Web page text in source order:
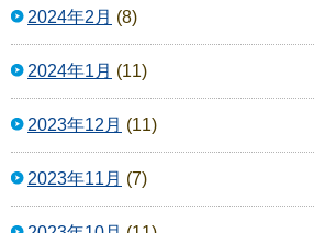
2024年2月 (8)
2024年1月 (11)
2023年12月 (11)
2023年11月 (7)